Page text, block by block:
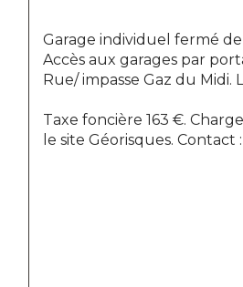
Garage individuel fermé
Accès aux garages par
Rue/ impasse Gaz du
Taxe foncière 163 €.
le site Géorisques. Contact